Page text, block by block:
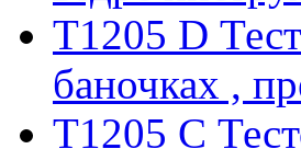
T1205 D
баночках ,
T1205 C